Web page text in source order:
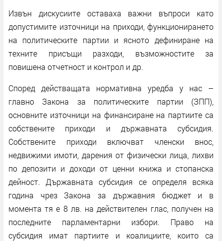
Извън дискусиите оставаха важни въпроси като
допустимите източници на приходи, функционирането
на политическите партии и ясното дефиниране на
техните присъщи разходи, възможностите за
повишена отчетност и контрол и др.
Според действащата нормативна уредба у нас –
главно Закона за политическите партии (ЗПП),
основните източници на финансиране на партиите са
собствените приходи и държавната субсидия.
Собствените приходи включват членски внос,
недвижими имоти, дарения от физически лица, лихви
по депозити и доходи от ценни книжа и стопанска
дейност. Държавната субсидия се определя всяка
година чрез Закона за държавния бюджет и в
момента тя е 8 лв. на действителен глас, получен на
последните парламентарни избори. Право на
субсидия имат партиите и коалициите, които са